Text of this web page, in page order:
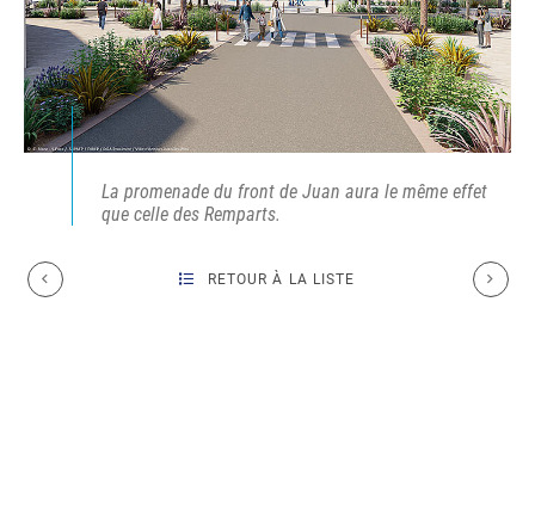
La promenade du front de Juan aura le même effet
que celle des Remparts.
RETOUR À LA LISTE